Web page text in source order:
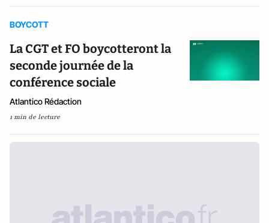
BOYCOTT
La CGT et FO boycotteront la
seconde journée de la
conférence sociale
Atlantico Rédaction
1 min de lecture